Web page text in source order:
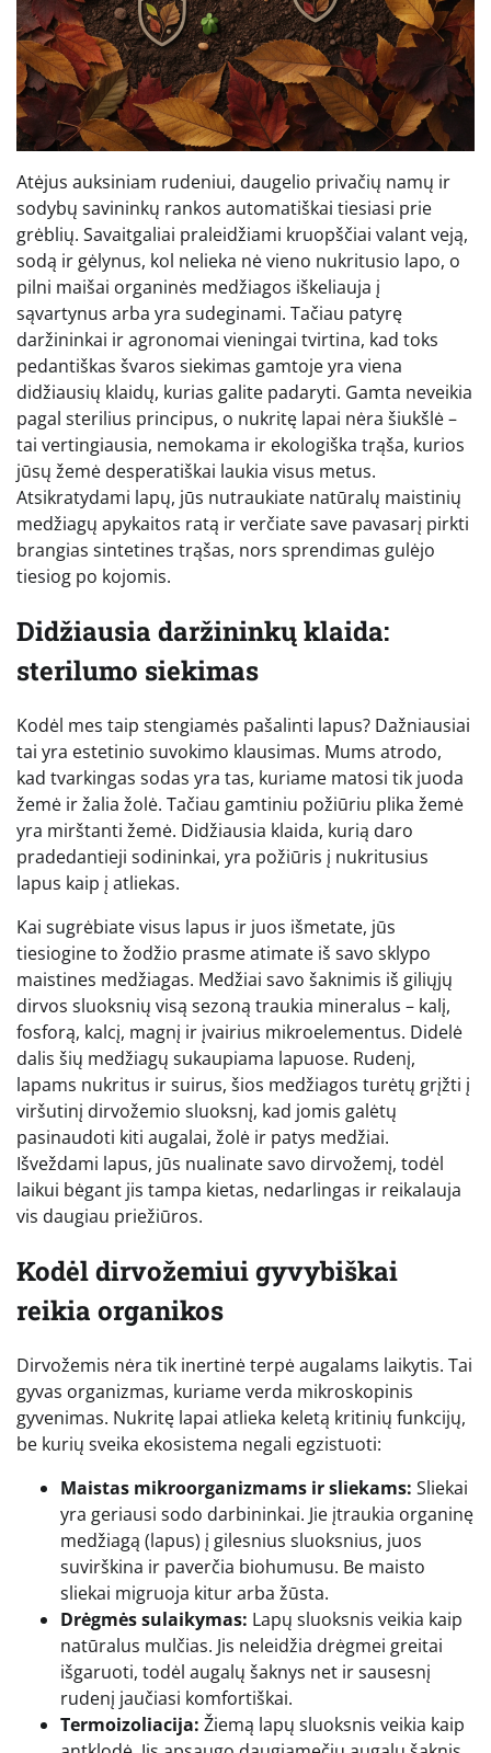
Atėjus auksiniam rudeniui, daugelio privačių namų ir
sodybų savininkų rankos automatiškai tiesiasi prie
grėblių. Savaitgaliai praleidžiami kruopščiai valant veją,
sodą ir gėlynus, kol nelieka nė vieno nukritusio lapo, o
pilni maišai organinės medžiagos iškeliauja į
sąvartynus arba yra sudeginami. Tačiau patyrę
daržininkai ir agronomai vieningai tvirtina, kad toks
pedantiškas švaros siekimas gamtoje yra viena
didžiausių klaidų, kurias galite padaryti. Gamta neveikia
pagal sterilius principus, o nukritę lapai nėra šiukšlė –
tai vertingiausia, nemokama ir ekologiška trąša, kurios
jūsų žemė desperatiškai laukia visus metus.
Atsikratydami lapų, jūs nutraukiate natūralų maistinių
medžiagų apykaitos ratą ir verčiate save pavasarį pirkti
brangias sintetines trąšas, nors sprendimas gulėjo
tiesiog po kojomis.
Didžiausia daržininkų klaida:
sterilumo siekimas
Kodėl mes taip stengiamės pašalinti lapus? Dažniausiai
tai yra estetinio suvokimo klausimas. Mums atrodo,
kad tvarkingas sodas yra tas, kuriame matosi tik juoda
žemė ir žalia žolė. Tačiau gamtiniu požiūriu plika žemė
yra mirštanti žemė. Didžiausia klaida, kurią daro
pradedantieji sodininkai, yra požiūris į nukritusius
lapus kaip į atliekas.
Kai sugrėbiate visus lapus ir juos išmetate, jūs
tiesiogine to žodžio prasme atimate iš savo sklypo
maistines medžiagas. Medžiai savo šaknimis iš giliųjų
dirvos sluoksnių visą sezoną traukia mineralus – kalį,
fosforą, kalcį, magnį ir įvairius mikroelementus. Didelė
dalis šių medžiagų sukaupiama lapuose. Rudenį,
lapams nukritus ir suirus, šios medžiagos turėtų grįžti į
viršutinį dirvožemio sluoksnį, kad jomis galėtų
pasinaudoti kiti augalai, žolė ir patys medžiai.
Išveždami lapus, jūs nualinate savo dirvožemį, todėl
laikui bėgant jis tampa kietas, nedarlingas ir reikalauja
vis daugiau priežiūros.
Kodėl dirvožemiui gyvybiškai
reikia organikos
Dirvožemis nėra tik inertinė terpė augalams laikytis. Tai
gyvas organizmas, kuriame verda mikroskopinis
gyvenimas. Nukritę lapai atlieka keletą kritinių funkcijų,
be kurių sveika ekosistema negali egzistuoti:
Maistas mikroorganizmams ir sliekams: Sliekai
yra geriausi sodo darbininkai. Jie įtraukia organinę
medžiagą (lapus) į gilesnius sluoksnius, juos
suvirškina ir paverčia biohumusu. Be maisto
sliekai migruoja kitur arba žūsta.
Drėgmės sulaikymas: Lapų sluoksnis veikia kaip
natūralus mulčias. Jis neleidžia drėgmei greitai
išgaruoti, todėl augalų šaknys net ir sausesnį
rudenį jaučiasi komfortiškai.
Termoizoliacija: Žiemą lapų sluoksnis veikia kaip